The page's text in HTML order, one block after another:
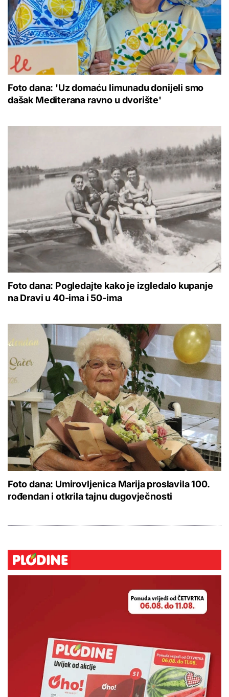
Foto dana: 'Uz domaću limunadu donijeli smo
dašak Mediterana ravno u dvorište'
Foto dana: Pogledajte kako je izgledalo kupanje
na Dravi u 40-ima i 50-ima
Foto dana: Umirovljenica Marija proslavila 100.
rođendan i otkrila tajnu dugovječnosti